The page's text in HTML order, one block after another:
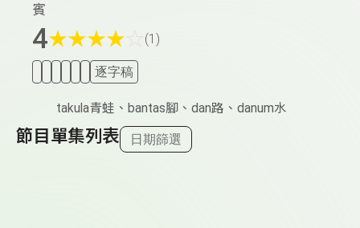
賓
4★★★★ (1)
逐字稿
takula青蛙、bantas腳、dan路、danum水
節目單集列表 日期篩選